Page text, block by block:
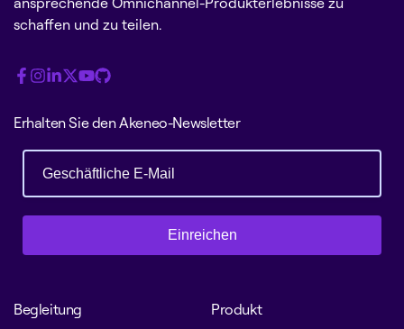
schaffen und zu teilen.
Erhalten Sie den Akeneo-Newsletter
Einreichen
Begleitung Produkt